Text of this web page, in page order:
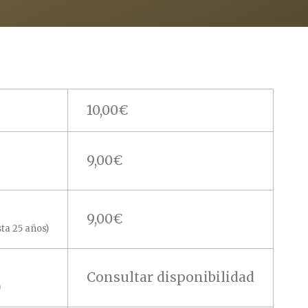
10,00€
9,00€
25 años)
9,00€
Consultar disponibilidad